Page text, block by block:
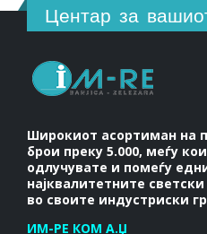
Центар за
Широкиот асортиман на
брои преку 5.000, меѓу
одлучувате и помеѓу
најквалитетните
во своите индустриски
ИМ-РЕ КОМ А.Џ